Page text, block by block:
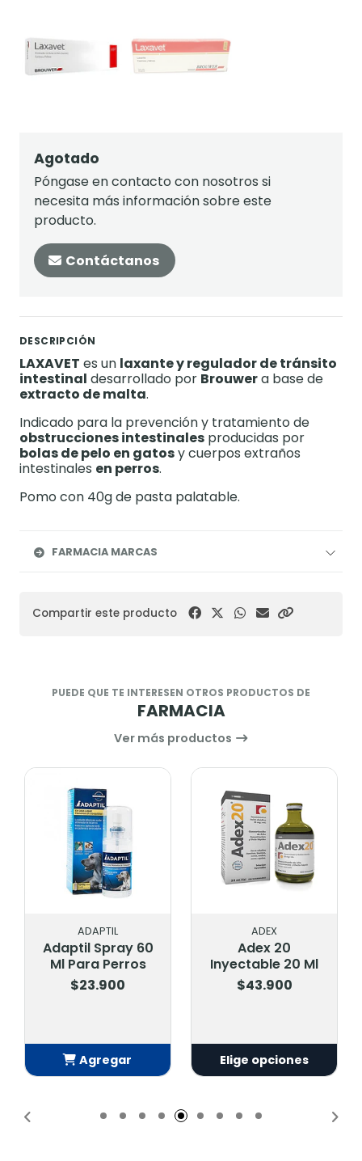
Agotado
Póngase en contacto con nosotros si
necesita más información sobre este
producto.
Contáctanos
DESCRIPCIÓN
LAXAVET es un laxante y regulador de tránsito
intestinal desarrollado por Brouwera base de
extracto de malta.
Indicado para la prevención y tratamiento de
obstrucciones intestinales producidas por
bolas de pelo en gatosy cuerpos extraños
intestinales en perros.
Pomo con 40g de pasta palatable.
FARMACIA MARCAS
Compartir este producto
PUEDE QUE TE INTERESEN OTROS PRODUCTOS DE
FARMACIA
Ver más productos
ADAPTIL
Adaptil Spray 60
Ml Para Perros
$23.900
Agregar
ADEX
Adex 20
Inyectable 20 Ml
$43.900
Elige opciones